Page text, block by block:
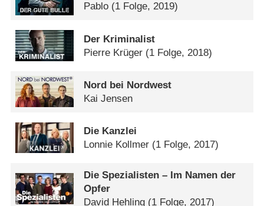
Pablo (1 Folge, 2019)
Der Kriminalist
Pierre Krüger (1 Folge, 2018)
Nord bei Nordwest
Kai Jensen
Die Kanzlei
Lonnie Kollmer (1 Folge, 2017)
Die Spezialisten – Im Namen der
Opfer
David Hehling (1 Folge, 2017)